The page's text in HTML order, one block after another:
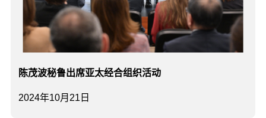
2024年10月21日
陈茂波秘鲁出席亚太经合组织活动